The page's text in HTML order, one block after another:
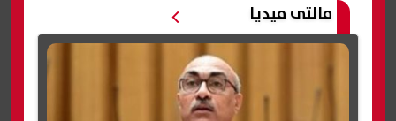
مالتى ميديا